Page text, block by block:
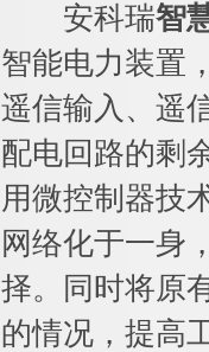
安科瑞智
智能电力装置
遥信输入、遥
配电回路的剩
用微控制器技
网络化于一身
择。同时将原
的情况，提高